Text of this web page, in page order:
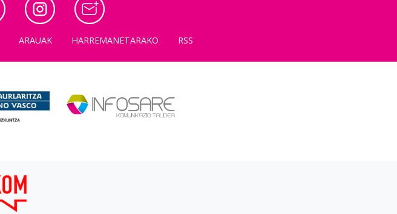
ARAUAK HARREMANETARAKO RSS